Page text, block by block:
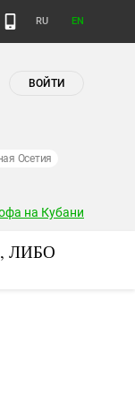
RU EN
ВОЙТИ
Осетия
на Кубани
ЛИБО